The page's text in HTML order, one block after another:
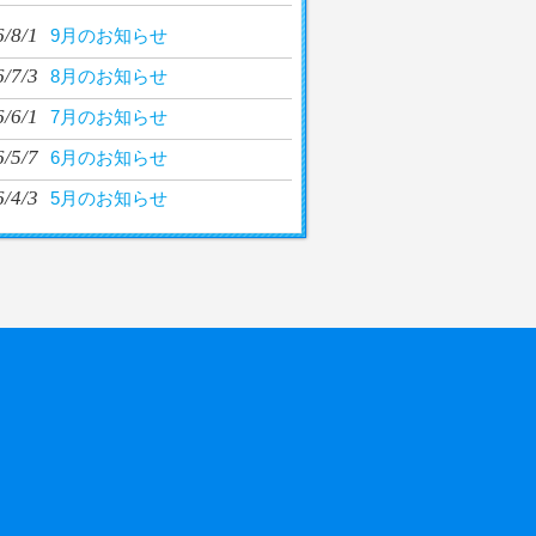
8/1 9月のお知らせ
7/3 8月のお知らせ
6/1 7月のお知らせ
5/7 6月のお知らせ
4/3 5月のお知らせ